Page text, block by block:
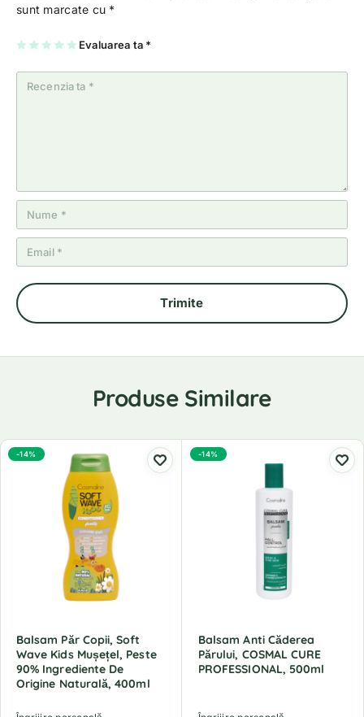
sunt marcate cu *
Evaluarea ta *
U
n
2
5
st
el
3
5
st
el
4
5
st
el
5
5
st
el
Produse Similare
-14%
Balsam Păr Copii, Soft
Wave Kids Mușețel, Peste
90% Ingrediente De
Origine Naturală, 400ml
-14%
Balsam Anti Căderea
Părului, COSMAL CURE
PROFESSIONAL, 500ml